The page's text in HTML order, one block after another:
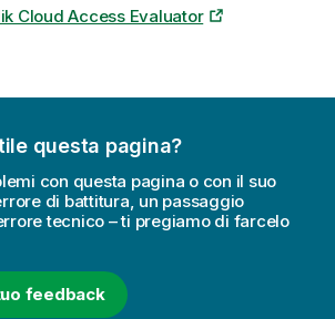
Cloud Access Evaluator
questa pagina?
con questa pagina o con il suo
di battitura, un passaggio
tecnico – ti pregiamo di farcelo
feedback